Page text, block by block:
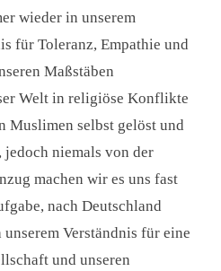
wieder in unserem
für Toleranz, Empathie und
Maßstäben
Welt in religiöse Konflikte
Muslimen selbst gelöst und
niemals von der
machen wir es uns fast
nach Deutschland
Verständnis für eine
und unseren